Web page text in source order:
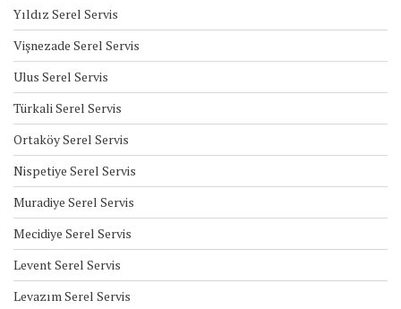
Yıldız Serel Servis
Vişnezade Serel Servis
Ulus Serel Servis
Türkali Serel Servis
Ortaköy Serel Servis
Nispetiye Serel Servis
Muradiye Serel Servis
Mecidiye Serel Servis
Levent Serel Servis
Levazım Serel Servis